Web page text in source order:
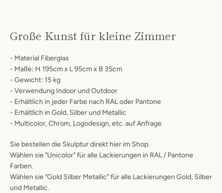
Große Kunst für kleine Zimmer
- Material Fiberglas
- Maße: H 195cm x L 95cm x B 35cm
- Gewicht: 15 kg
- Verwendung Indoor und Outdoor
- Erhältlich in jeder Farbe nach RAL oder Pantone
- Erhältlich in Gold, Silber und Metallic
- Multicolor, Chrom, Logodesign, etc. auf Anfrage
Sie bestellen die Skulptur direkt hier im Shop.
Wählen sie "Unicolor" für alle Lackierungen in RAL / Pantone
Farben.
Wählen sie "Gold Silber Metallic" für alle Lackierungen Gold, Silber
und Metallic.